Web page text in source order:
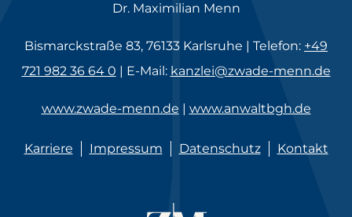
Dr. Maximilian Menn
Bismarckstraße 83, 76133 Karlsruhe | Telefon: +49
721 982 36 64 0 | E-Mail: kanzlei@zwade-menn.de
www.zwade-menn.de | www.anwaltbgh.de
Karriere Impressum Datenschutz Kontakt